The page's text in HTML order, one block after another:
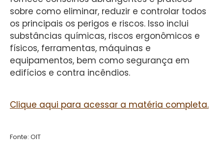
sobre como eliminar, reduzir e controlar todos
os principais os perigos e riscos. Isso inclui
substâncias químicas, riscos ergonômicos e
físicos, ferramentas, máquinas e
equipamentos, bem como segurança em
edifícios e contra incêndios.
Clique aqui para acessar a matéria completa.
Fonte: OIT